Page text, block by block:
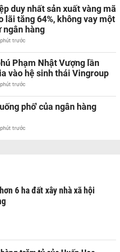
duy nhất sản xuất vàng mã
lãi tăng 64%, không vay một
ngân hàng
trước
Phạm Nhật Vượng lần
vào hệ sinh thái Vingroup
trước
phố' của ngân hàng
trước
6 ha đất xây nhà xã hội